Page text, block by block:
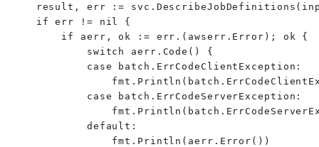
result, err :=
    if err != nil {
        if aerr, ok := err.(awserr.Error); ok {
            switch aerr.Code() {
            case batch.ErrCodeClientException:
            case batch.ErrCodeServerException:
            default:
                fmt.Println(aerr.Error())